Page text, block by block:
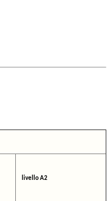
livello A2